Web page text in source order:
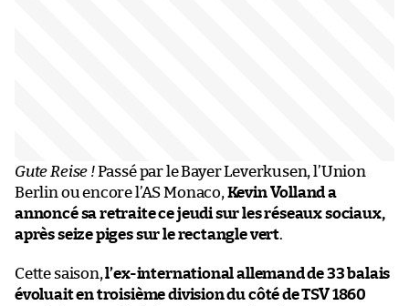
Gute Reise !Passé par le Bayer Leverkusen, l’Union
Berlin ou encore l’AS Monaco, Kevin Volland a
annoncé sa retraite ce jeudi sur les réseaux sociaux,
après seize piges sur le rectangle vert.
Cette saison,l’ex-international allemand de 33 balais
évoluait en troisième division du côté de TSV 1860